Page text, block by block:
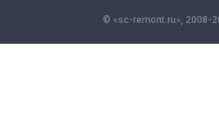
© «sc-remont.ru», 2008-